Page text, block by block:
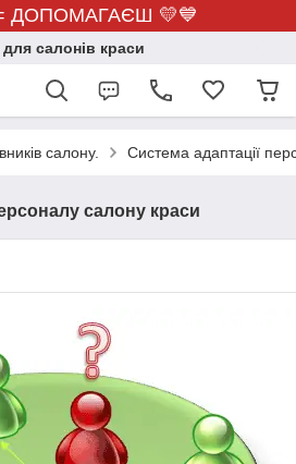
ДОПОМАГАЄШ 💛💙
салонів краси
салону. Система адаптації
салону краси